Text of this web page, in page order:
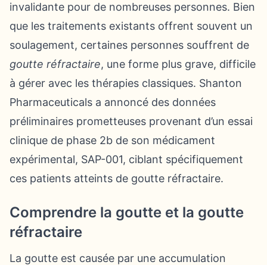
invalidante pour de nombreuses personnes. Bien
que les traitements existants offrent souvent un
soulagement, certaines personnes souffrent de
goutte réfractaire, une forme plus grave, difficile
à gérer avec les thérapies classiques. Shanton
Pharmaceuticals a annoncé des données
préliminaires prometteuses provenant d’un essai
clinique de phase 2b de son médicament
expérimental, SAP-001, ciblant spécifiquement
ces patients atteints de goutte réfractaire.
Comprendre la goutte et la goutte
réfractaire
La goutte est causée par une accumulation